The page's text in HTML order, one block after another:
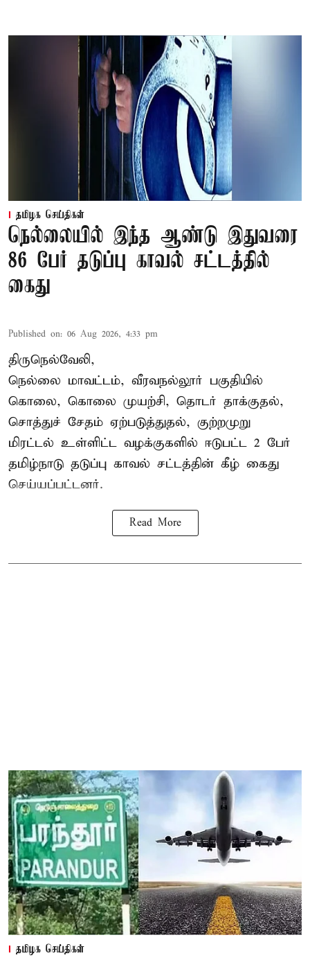
தமிழக செய்திகள்
நெல்லையில் இந்த ஆண்டு இதுவரை
86 பேர் தடுப்பு காவல் சட்டத்தில்
கைது
Published on: 06 Aug 2026, 4:33 pm
திருநெல்வேலி,
நெல்லை மாவட்டம், வீரவநல்லூர் பகுதியில்
கொலை, கொலை முயற்சி, தொடர் தாக்குதல்,
சொத்துச் சேதம் ஏற்படுத்துதல், குற்றமுறு
மிரட்டல் உள்ளிட்ட வழக்குகளில் ஈடுபட்ட 2 பேர்
தமிழ்நாடு தடுப்பு காவல் சட்டத்தின் கீழ் கைது
செய்யப்பட்டனர்.
Read More
தமிழக செய்திகள்